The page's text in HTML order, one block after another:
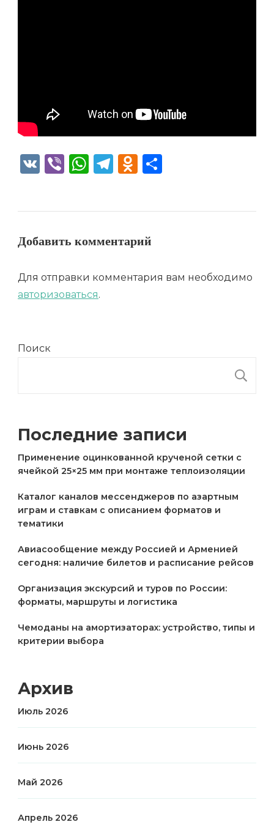
VK ViberWhatsApp
Telegram
Odnoklassniki
Добавить комментарий
Для отправки комментария вам необходимо
авторизоваться.
Поиск
Последние записи
Применение оцинкованной крученой сетки с
ячейкой 25×25 мм при монтаже теплоизоляции
Каталог каналов мессенджеров по азартным
играм и ставкам с описанием форматов и
тематики
Авиасообщение между Россией и Арменией
сегодня: наличие билетов и расписание рейсов
Организация экскурсий и туров по России:
форматы, маршруты и логистика
Чемоданы на амортизаторах: устройство, типы и
критерии выбора
Архив
Июль 2026
Июнь 2026
Май 2026
Апрель 2026